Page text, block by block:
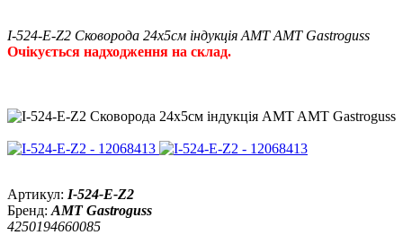
I-524-E-Z2 Сковорода 24х5см індукція AMT AMT Gastroguss
Очікується надходження на склад.
Артикул: I-524-E-Z2
Бренд: AMT Gastroguss
4250194660085